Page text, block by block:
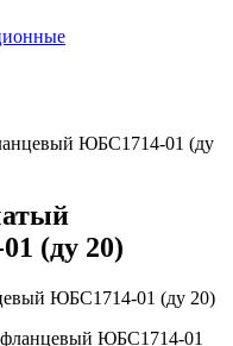
ЮБС1714-­01 (ду
(ду 20)